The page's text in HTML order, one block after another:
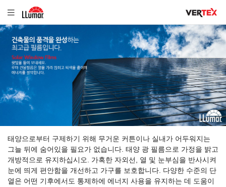
태양으로부터 구제하기 위해 무거운 커튼이나 실내가 어두워지는
그늘 뒤에 숨어있을 필요가 없습니다. 태양 광 필름으로 가정을 밝고
개방적으로 유지하십시오. 가혹한 자외선, 열 및 눈부심을 반사시켜
눈에 띄게 편안함을 개선하고 가구를 보호합니다. 다양한 수준의 단
열은 어떤 기후에서도 통제하에 에너지 사용을 유지하는 데 도움이